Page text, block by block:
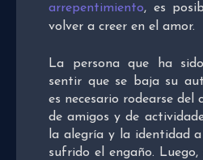
arrepentimiento, es
volver a creer en el amor.
La persona que ha
sentir que se baja su
es necesario rodearse del
de amigos y de
la alegría y la identidad
sufrido el engaño. Luego,